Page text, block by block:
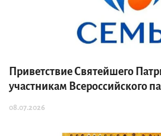
Приветствие Святейшего
участникам Всероссийского
08.07.2026